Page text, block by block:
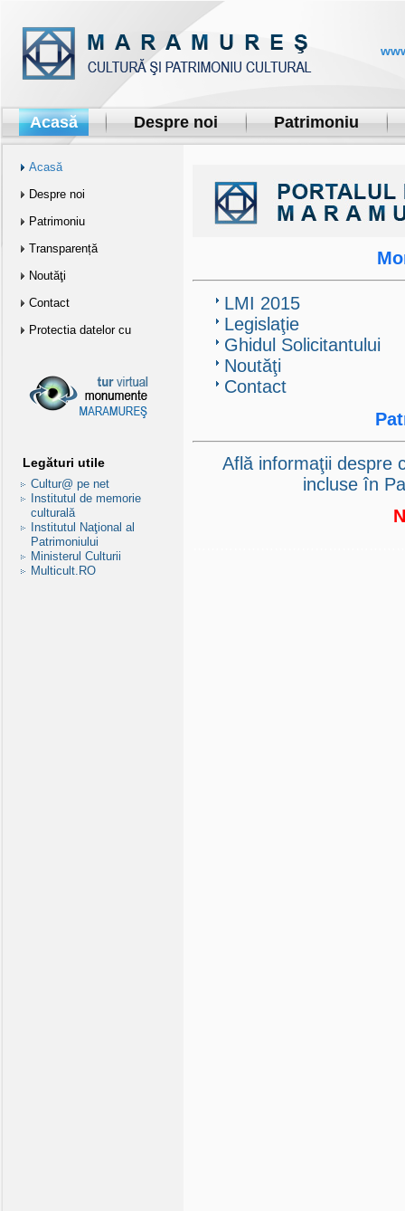
Acasă Despre noi Patrimoniu
Acasă
Despre noi
Patrimoniu
Transparență
Noutăţi
Contact
Protectia datelor cu
Legături utile
Cultur@ pe net
Institutul de memorie
culturală
Institutul Naţional al
Patrimoniului
Ministerul Culturii
Multicult.RO
LMI 2015
Legislaţie
Ghidul Solicitantului
Noutăţi
Contact
Află informaţii despre
incluse în